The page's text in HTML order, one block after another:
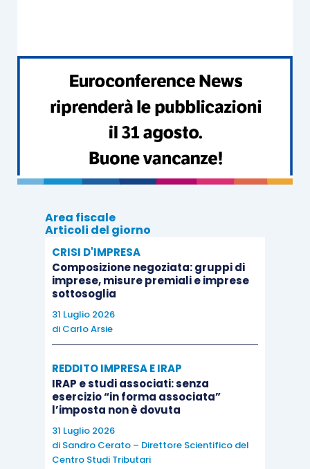
Area fiscale
Articoli del giorno
CRISI D'IMPRESA
Composizione negoziata: gruppi di
imprese, misure premiali e imprese
sottosoglia
31 Luglio 2026
di Carlo Arsie
REDDITO IMPRESA E IRAP
IRAP e studi associati: senza
esercizio “in forma associata”
l’imposta non è dovuta
31 Luglio 2026
di Sandro Cerato – Direttore Scientifico del
Centro Studi Tributari